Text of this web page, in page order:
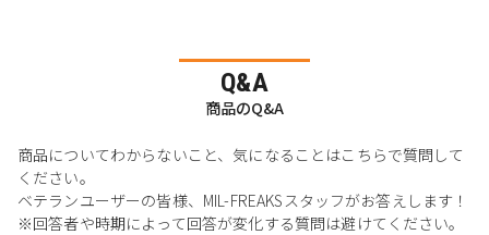
Q&A
商品のQ&A
商品についてわからないこと、気になることはこちらで質問して
ください。
ベテランユーザーの皆様、MIL-FREAKSスタッフがお答えします！
※回答者や時期によって回答が変化する質問は避けてください。